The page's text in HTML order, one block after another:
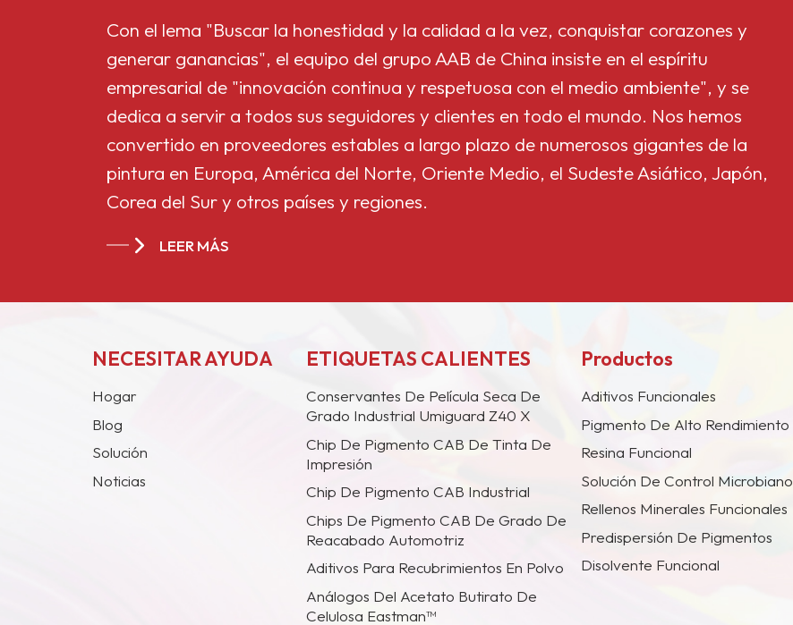
Con el lema "Buscar la honestidad y la calidad a la vez, conquistar corazones y
generar ganancias", el equipo del grupo AAB de China insiste en el espíritu
empresarial de "innovación continua y respetuosa con el medio ambiente", y se
dedica a servir a todos sus seguidores y clientes en todo el mundo. Nos hemos
convertido en proveedores estables a largo plazo de numerosos gigantes de la
pintura en Europa, América del Norte, Oriente Medio, el Sudeste Asiático, Japón,
Corea del Sur y otros países y regiones.
LEER MÁS
NECESITAR AYUDA
Hogar
Blog
Solución
Noticias
ETIQUETAS CALIENTES
Conservantes De Película Seca De
Grado Industrial Umiguard Z40 X
Chip De Pigmento CAB De Tinta De
Impresión
Chip De Pigmento CAB Industrial
Chips De Pigmento CAB De Grado De
Reacabado Automotriz
Aditivos Para Recubrimientos En Polvo
Análogos Del Acetato Butirato De
Celulosa Eastman™
Productos
Aditivos Funcionales
Pigmento De Alto Rendimiento
Resina Funcional
Solución De Control Microbiano
Rellenos Minerales Funcionales
Predispersión De Pigmentos
Disolvente Funcional